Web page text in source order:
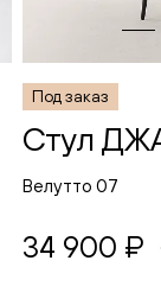
Стул
Под заказ
Велутто 07
34 900 ₽